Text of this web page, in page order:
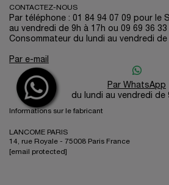
CONTACTEZ-NOUS
Par téléphone : 01 84 94 07 09 pour le
au vendredi de 9h à 17h ou 09 69 36
Consommateur du lundi au vendredi de
Par e-mail
Par WhatsApp
du lundi au vendredi de
Informations sur le fabricant
LANCOME PARIS
14, rue Royale - 75008 Paris France
[email protected]